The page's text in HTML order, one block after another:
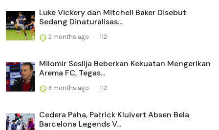
Luke Vickery dan Mitchell Baker Disebut
Sedang Dinaturalisas...
2 months ago 112
Milomir Seslija Beberkan Kekuatan Mengerikan
Arema FC, Tegas...
3 months ago 112
Cedera Paha, Patrick Kluivert Absen Bela
Barcelona Legends V...